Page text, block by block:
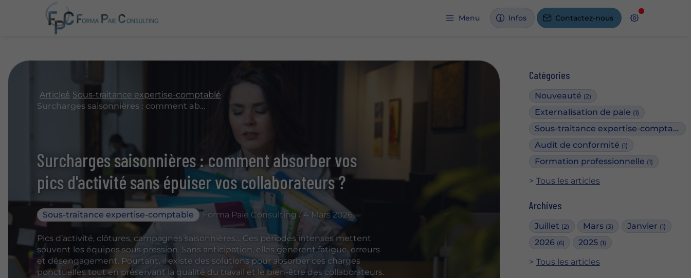
Menu Infos Contactez-nous
Catégories
Nouveauté (2)
Externalisation de paie (1)
Sous-traitance expertise-comptable
Audit de conformité (1)
Formation professionnelle (1)
Tous les articles
Archives
Juillet (2) Mars (3) Janvier (1)
2026 (6) 2025 (1)
Tous les articles
Articles Sous-traitance expertise-comptable
Surcharges saisonnières : comment absorber vos pics d'activité sans épuiser vos collaborateurs ?
Surcharges saisonnières : comment absorber vos
pics d'activité sans épuiser vos collaborateurs ?
Sous-traitance expertise-comptable Forma Paie Consulting / 4 Mars 2026
Pics d’activité, clôtures, campagnes saisonnières… Ces périodes intenses mettent
souvent les équipes sous pression. Sans anticipation, elles génèrent fatigue, erreurs
et désengagement. Pourtant, il existe des solutions pour absorber ces charges
ponctuelles tout en préservant la qualité du travail et le bien-être des collaborateurs.